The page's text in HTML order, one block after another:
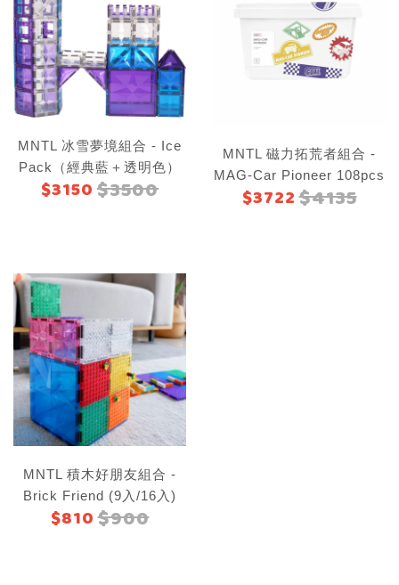
MNTL 冰雪夢境組合 - Ice
Pack（經典藍＋透明色）
$3150$3500
MNTL 磁力拓荒者組合 -
MAG-Car Pioneer 108pcs
$3722$4135
MNTL 積木好朋友組合 -
Brick Friend (9入/16入)
$810$900